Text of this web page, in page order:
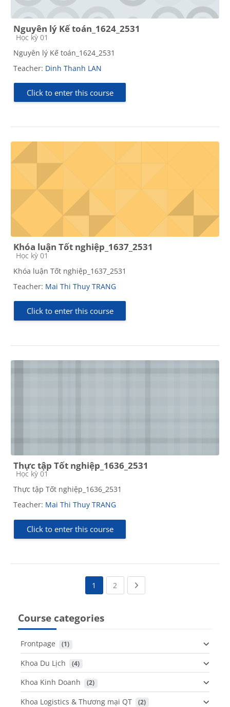
Nguyên lý Kế toán_1624_2531
Course category
Học kỳ 01
Nguyên lý Kế toán_1624_2531
Teacher: Dinh Thanh LAN
Click to enter this course
Khóa luận Tốt nghiệp_1637_2531
Course category
Học kỳ 01
Khóa luận Tốt nghiệp_1637_2531
Teacher: Mai Thi Thuy TRANG
Click to enter this course
Thực tập Tốt nghiệp_1636_2531
Course category
Học kỳ 01
Thực tập Tốt nghiệp_1636_2531
Teacher: Mai Thi Thuy TRANG
Click to enter this course
1 2 (current)Next page
Course categories
Frontpage (1)
Khoa Du Lịch (4)
Khoa Kinh Doanh (2)
Khoa Logistics & Thương mại QT (2)